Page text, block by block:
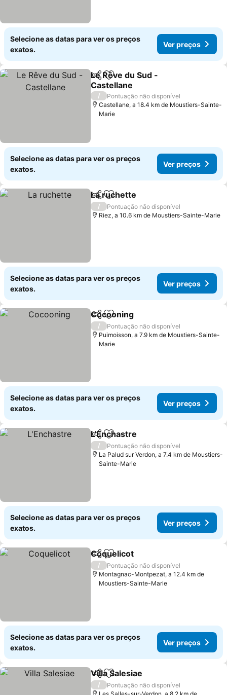
Selecione as datas para ver os preços
exatos.
Ver preços
PartilharAdicionar aos favoritos
Le Rêve du Sud -
Castellane
Ver preços
/
Pontuação não disponível
Castellane, a 18.4 km de Moustiers-Sainte-
Marie
Selecione as datas para ver os preços
exatos.
Ver preços
PartilharAdicionar aos favoritos
La ruchette
/
Pontuação não disponível
Riez, a 10.6 km de Moustiers-Sainte-Marie
Selecione as datas para ver os preços
exatos.
Ver preços
PartilharAdicionar aos favoritos
Cocooning
/
Pontuação não disponível
Puimoisson, a 7.9 km de Moustiers-Sainte-
Marie
Selecione as datas para ver os preços
exatos.
Ver preços
PartilharAdicionar aos favoritos
L'Enchastre
/
Pontuação não disponível
La Palud sur Verdon, a 7.4 km de Moustiers-
Sainte-Marie
Selecione as datas para ver os preços
exatos.
Ver preços
PartilharAdicionar aos favoritos
Coquelicot
/
Pontuação não disponível
Montagnac-Montpezat, a 12.4 km de
Moustiers-Sainte-Marie
Selecione as datas para ver os preços
exatos.
Ver preços
PartilharAdicionar aos favoritos
Villa Salesiae
/
Pontuação não disponível